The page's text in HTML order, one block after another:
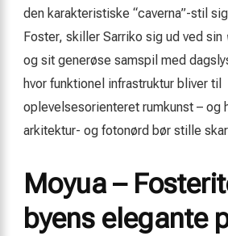
den karakteristiske “caverna”-stil
Foster, skiller Sarriko sig ud ved sin
og sit generøse samspil med
hvor funktionel infrastruktur bliver til
oplevelsesorienteret rumkunst – og
arkitektur- og fotonørd bør stille
Moyua –
byens elegante